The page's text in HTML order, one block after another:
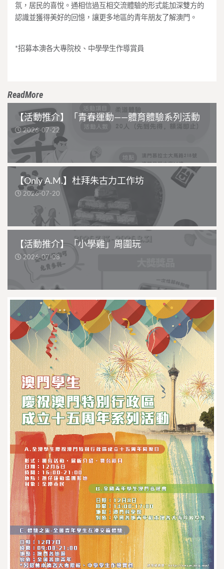
氛，居民的喜悅。通相信過互相交流體驗的形式能加深雙方的
認識並獲得美好的回憶，讓更多地區的青年朋友了解澳門。
*招募本澳各大專院校、中學學生作導賞員
ReadMore
【活動推介】「青春運動——體育體驗系列活動
2026-07-22
【Only A.M.】杜拜朱古力工作坊
2026-07-20
【活動推介】「小學雞」周圍玩
2026-07-08